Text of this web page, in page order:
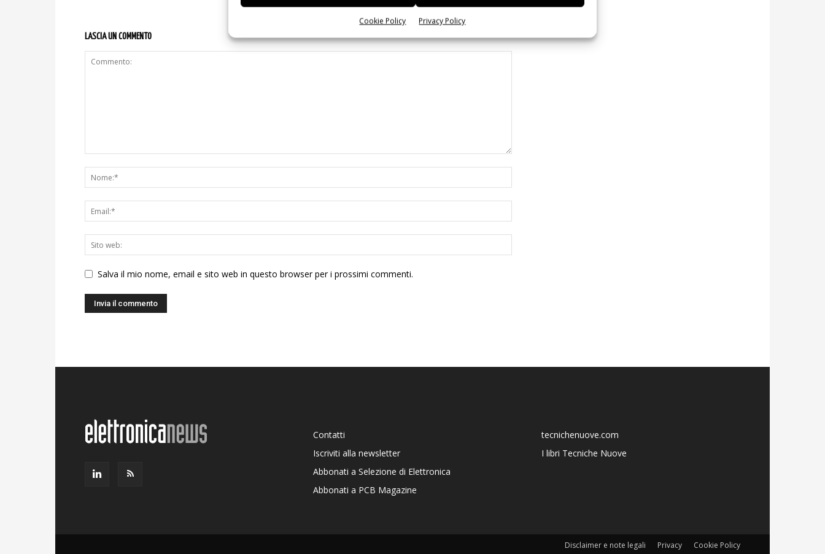
Cookie Policy Privacy Policy
LASCIA UN COMMENTO
Salva il mio nome, email e sito web in questo browser per i prossimi commenti.
Contatti
Iscriviti alla newsletter
Abbonati a Selezione di Elettronica
Abbonati a PCB Magazine
tecnichenuove.com
I libri Tecniche Nuove
Disclaimer e note legali Privacy Cookie Policy